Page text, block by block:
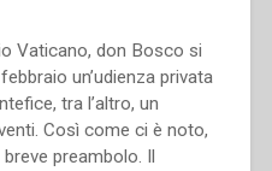
Vaticano, don Bosco si
un’udienza privata
tra l’altro, un
Così come ci è noto,
preambolo. Il